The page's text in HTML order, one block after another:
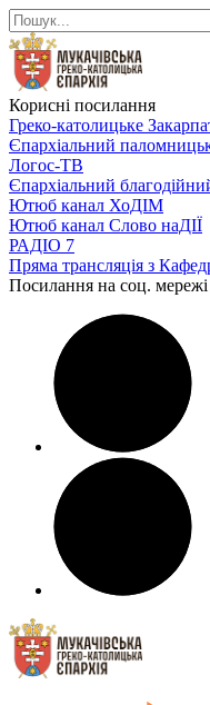
Корисні посилання
Греко-католицьке
Єпархіальний
Логос-ТВ
Єпархіальний
Ютюб канал ХоДІМ
Ютюб канал Слово наДІЇ
РАДІО 7
Пряма трансляція з
Посилання на соц. мережі